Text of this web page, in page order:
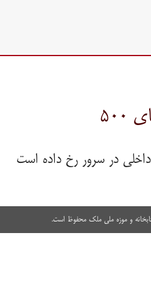
در سرور رخ داده است
و موزه ملی ملک محفوظ است.